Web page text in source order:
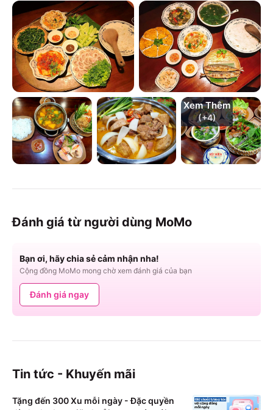
Xem Thêm
(+4)
Đánh giá từ người dùng MoMo
Bạn ơi, hãy chia sẻ cảm nhận nha!
Cộng đồng MoMo mong chờ xem đánh giá của bạn
Đánh giá ngay
Tin tức - Khuyến mãi
Tặng đến 300 Xu mỗi ngày - Đặc quyền